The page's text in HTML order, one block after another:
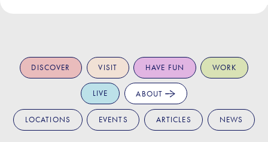
DISCOVER VISIT HAVE FUN WORK
LIVE ABOUT
LOCATIONS EVENTS ARTICLES NEWS